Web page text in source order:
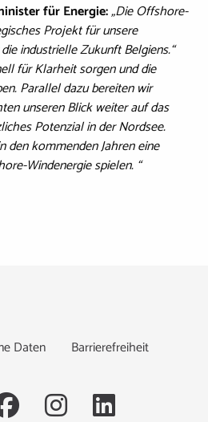
für Energie:„Die Offshore-
Projekt für unsere
industrielle Zukunft Belgiens.“
für Klarheit sorgen und die
Parallel dazu bereiten wir
unseren Blick weiter auf das
Potenzial in der Nordsee.
den kommenden Jahren eine
Windenergie spielen. “
Daten Barrierefreiheit